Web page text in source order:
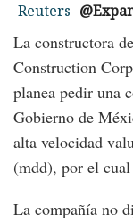
Reuters
La constructora
Construction
planea pedir una
Gobierno de
alta velocidad
(mdd), por el
La compañía no